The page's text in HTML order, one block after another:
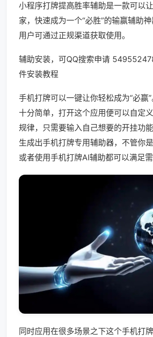
小程序打牌提高胜率辅助是一款可以
家，快速成为一个“必胜”的输赢辅助
用户可通过正规渠道获取使用。
辅助安装，可QQ搜索申请
件安装教程
手机打牌可以一键让你轻松成为“必赢
十分简单，打开这个应用便可以自定
规律，只需要输入自己想要的开挂功
生成出手机打牌专用辅助器，不管你
或者使用手机打牌AI辅助都可以满足需
同时应用在很多场景之下这个手机打